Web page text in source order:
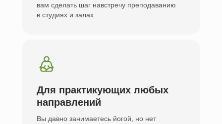
вам сделать шаг навстречу преподаванию
в студиях и залах.
Для практикующих любых
направлений
Вы давно занимаетесь йогой, но нет